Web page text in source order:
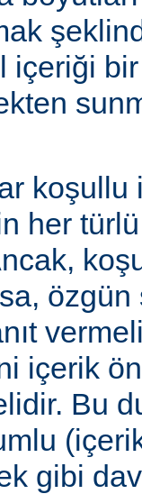
bir
koşullu
her türlü
içerik
Bu
gibi